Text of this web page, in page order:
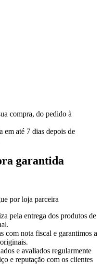
compra, do pedido à
em até 7 dias depois de
garantida
por loja parceira
pela entrega dos produtos de
com nota fiscal e garantimos a
e avaliados regularmente
e reputação com os clientes